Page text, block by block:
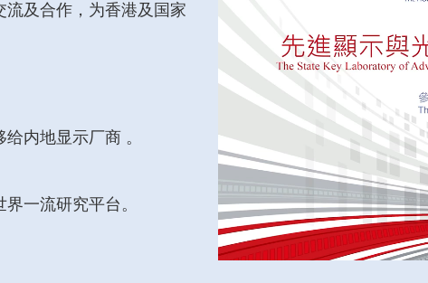
及合作，为香港及国家
内地显示厂商 。
一流研究平台。